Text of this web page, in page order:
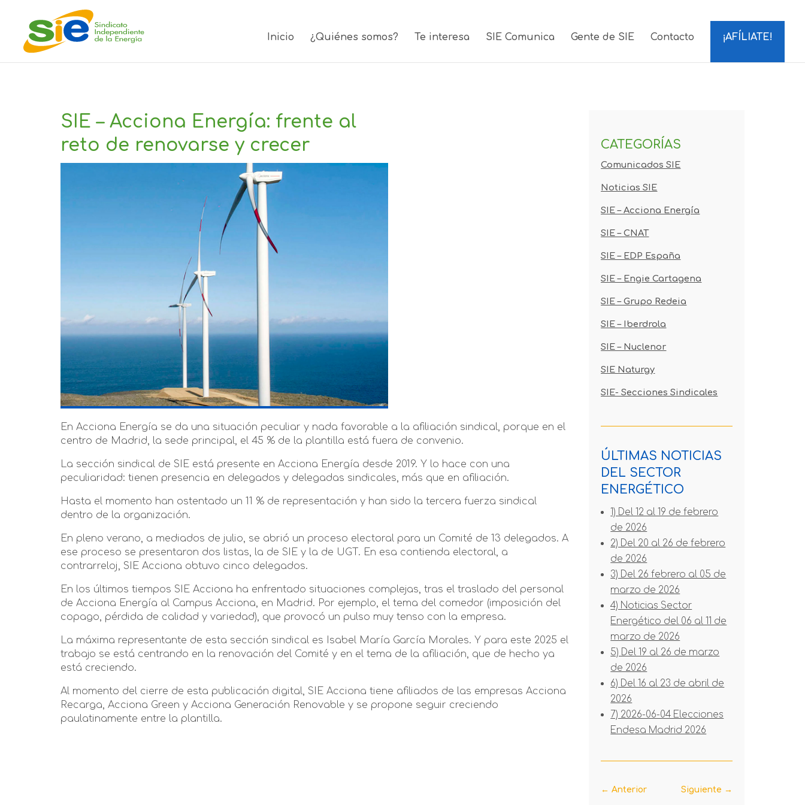
Inicio ¿Quiénes somos? Te interesa SIE Comunica Gente de SIE Contacto ¡AFÍLIATE!
SIE – Acciona Energía: frente al
reto de renovarse y crecer
En Acciona Energía se da una situación peculiar y nada favorable a la afiliación sindical, porque en el
centro de Madrid, la sede principal, el 45 % de la plantilla está fuera de convenio.
La sección sindical de SIE está presente en Acciona Energía desde 2019. Y lo hace con una
peculiaridad: tienen presencia en delegados y delegadas sindicales, más que en afiliación.
Hasta el momento han ostentado un 11 % de representación y han sido la tercera fuerza sindical
dentro de la organización.
En pleno verano, a mediados de julio, se abrió un proceso electoral para un Comité de 13 delegados. A
ese proceso se presentaron dos listas, la de SIE y la de UGT. En esa contienda electoral, a
contrarreloj, SIE Acciona obtuvo cinco delegados.
En los últimos tiempos SIE Acciona ha enfrentado situaciones complejas, tras el traslado del personal
de Acciona Energía al Campus Acciona, en Madrid. Por ejemplo, el tema del comedor (imposición del
copago, pérdida de calidad y variedad), que provocó un pulso muy tenso con la empresa.
La máxima representante de esta sección sindical es Isabel María García Morales. Y para este 2025 el
trabajo se está centrando en la renovación del Comité y en el tema de la afiliación, que de hecho ya
está creciendo.
Al momento del cierre de esta publicación digital, SIE Acciona tiene afiliados de las empresas Acciona
Recarga, Acciona Green y Acciona Generación Renovable y se propone seguir creciendo
paulatinamente entre la plantilla.
CATEGORÍAS
Comunicados SIE
Noticias SIE
SIE – Acciona Energía
SIE – CNAT
SIE – EDP España
SIE – Engie Cartagena
SIE – Grupo Redeia
SIE – Iberdrola
SIE – Nuclenor
SIE Naturgy
SIE- Secciones Sindicales
ÚLTIMAS NOTICIAS
DEL SECTOR
ENERGÉTICO
1) Del 12 al 19 de febrero
de 2026
2) Del 20 al 26 de febrero
de 2026
3) Del 26 febrero al 05 de
marzo de 2026
4) Noticias Sector
Energético del 06 al 11 de
marzo de 2026
5) Del 19 al 26 de marzo
de 2026
6) Del 16 al 23 de abril de
2026
7) 2026-06-04 Elecciones
Endesa Madrid 2026
←Anterior Siguiente →